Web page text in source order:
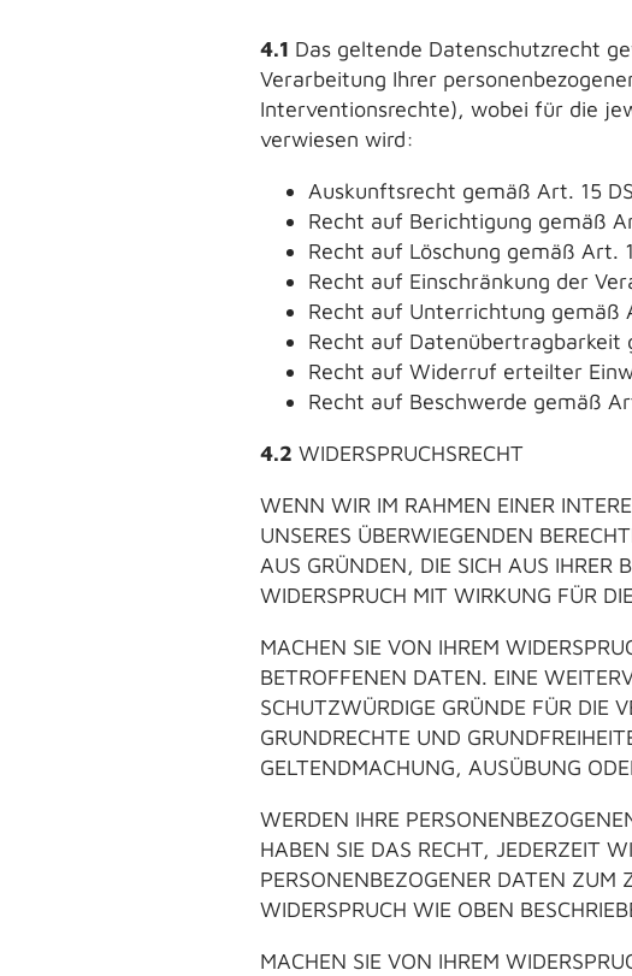
4.1 Das geltende Datenschutzrecht
Verarbeitung Ihrer
Interventionsrechte), wobei für die
verwiesen wird:
Auskunftsrecht gemäß Art. 15
Recht auf Berichtigung gemäß
Recht auf Löschung gemäß Art.
Recht auf Einschränkung der
Recht auf Unterrichtung gemäß
Recht auf Datenübertragbarkeit
Recht auf Widerruf erteilter
Recht auf Beschwerde gemäß
4.2 WIDERSPRUCHSRECHT
WENN WIR IM RAHMEN EINER
UNSERES ÜBERWIEGENDEN
AUS GRÜNDEN, DIE SICH AUS IHRER
WIDERSPRUCH MIT WIRKUNG FÜR
MACHEN SIE VON IHREM
BETROFFENEN DATEN. EINE
SCHUTZWÜRDIGE GRÜNDE FÜR DIE
GRUNDRECHTE UND
GELTENDMACHUNG, AUSÜBUNG
WERDEN IHRE
HABEN SIE DAS RECHT, JEDERZEIT
PERSONENBEZOGENER DATEN ZUM
WIDERSPRUCH WIE OBEN
MACHEN SIE VON IHREM